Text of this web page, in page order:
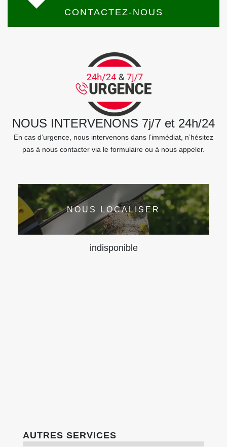
CONTACTEZ-NOUS
NOUS INTERVENONS 7j/7 et 24h/24
En cas d’urgence, nous intervenons dans l’immédiat, n’hésitez
pas à nous contacter via le formulaire ou à nous appeler.
NOUS LOCALISER
indisponible
AUTRES SERVICES